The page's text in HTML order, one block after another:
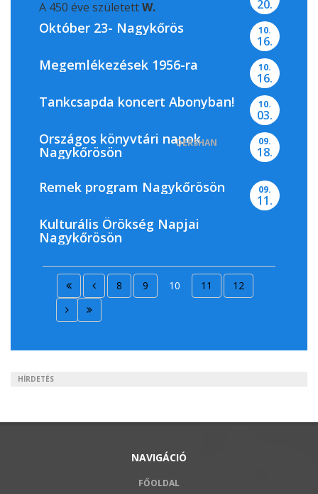
A 450 éve születettW. 20.
Október 23- Nagykőrös 10.
16.
Megemlékezések 1956-ra 10.
16.
Tankcsapda koncert Abonyban! 10.
03.
Országos könyvtári napok
Nagykőrösön
09.
18.
Remek program Nagykőrösön 09.
11.
Kulturális Örökség Napjai
Nagykőrösön
8 9 10 11 12
HÍRDETÉS
NAVIGÁCIÓ
FŐOLDAL
DERSHAN